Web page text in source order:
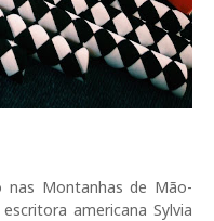
nas Montanhas de Mão-
americana Sylvia